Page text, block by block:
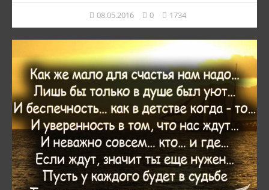
08.05.2016 0 1734